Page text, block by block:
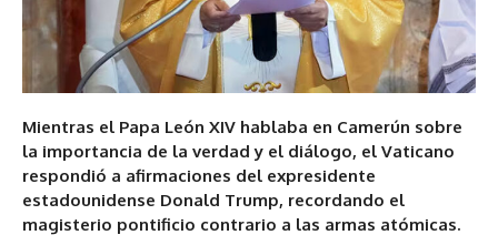
Mientras el Papa León XIV hablaba en Camerún sobre
la importancia de la verdad y el diálogo, el Vaticano
respondió a afirmaciones del expresidente
estadounidense Donald Trump, recordando el
magisterio pontificio contrario a las armas atómicas.